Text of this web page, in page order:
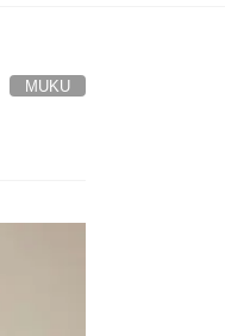
MUKU